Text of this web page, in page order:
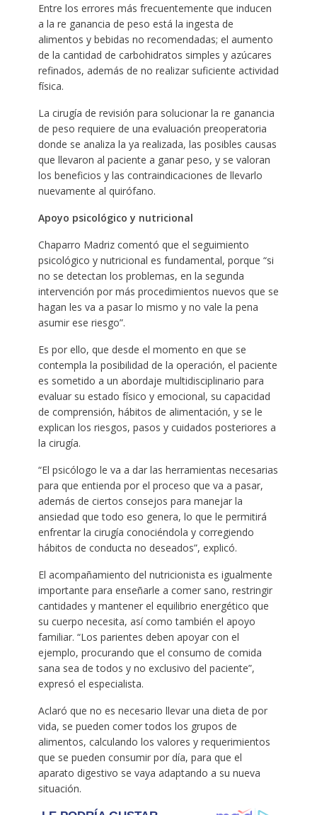
Entre los errores más frecuentemente que inducen
a la re ganancia de peso está la ingesta de
alimentos y bebidas no recomendadas; el aumento
de la cantidad de carbohidratos simples y azúcares
refinados, además de no realizar suficiente actividad
física.
La cirugía de revisión para solucionar la re ganancia
de peso requiere de una evaluación preoperatoria
donde se analiza la ya realizada, las posibles causas
que llevaron al paciente a ganar peso, y se valoran
los beneficios y las contraindicaciones de llevarlo
nuevamente al quirófano.
Apoyo psicológico y nutricional
Chaparro Madriz comentó que el seguimiento
psicológico y nutricional es fundamental, porque “si
no se detectan los problemas, en la segunda
intervención por más procedimientos nuevos que se
hagan les va a pasar lo mismo y no vale la pena
asumir ese riesgo”.
Es por ello, que desde el momento en que se
contempla la posibilidad de la operación, el paciente
es sometido a un abordaje multidisciplinario para
evaluar su estado físico y emocional, su capacidad
de comprensión, hábitos de alimentación, y se le
explican los riesgos, pasos y cuidados posteriores a
la cirugía.
“El psicólogo le va a dar las herramientas necesarias
para que entienda por el proceso que va a pasar,
además de ciertos consejos para manejar la
ansiedad que todo eso genera, lo que le permitirá
enfrentar la cirugía conociéndola y corregiendo
hábitos de conducta no deseados”, explicó.
El acompañamiento del nutricionista es igualmente
importante para enseñarle a comer sano, restringir
cantidades y mantener el equilibrio energético que
su cuerpo necesita, así como también el apoyo
familiar. “Los parientes deben apoyar con el
ejemplo, procurando que el consumo de comida
sana sea de todos y no exclusivo del paciente”,
expresó el especialista.
Aclaró que no es necesario llevar una dieta de por
vida, se pueden comer todos los grupos de
alimentos, calculando los valores y requerimientos
que se pueden consumir por día, para que el
aparato digestivo se vaya adaptando a su nueva
situación.